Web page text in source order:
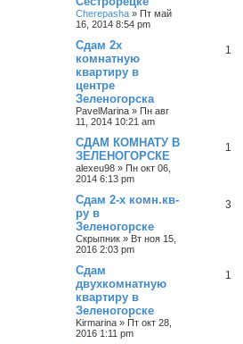
Cherepasha » Пт май
16, 2014 8:54 pm
Сдам 2х
комнатную
квартиру в
центре
Зеленогорска
PavelMarina » Пн авг
11, 2014 10:21 am
1
СДАМ КОМНАТУ В
ЗЕЛЕНОГОРСКЕ
alexeu98 » Пн окт 06,
2014 6:13 pm
1
Сдам 2-х комн.кв-
ру в
Зеленогорске
Скрыпник » Вт ноя 15,
2016 2:03 pm
3
Сдам
двухкомнатную
квартиру в
Зеленогорске
Kirmarina » Пт окт 28,
2016 1:11 pm
1